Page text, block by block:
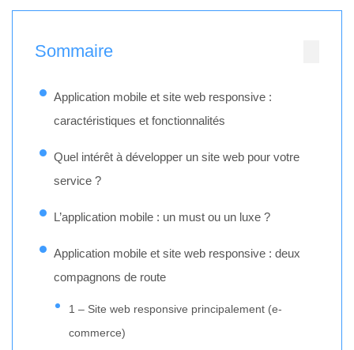
Sommaire
Application mobile et site web responsive :
caractéristiques et fonctionnalités
Quel intérêt à développer un site web pour votre
service ?
L’application mobile : un must ou un luxe ?
Application mobile et site web responsive : deux
compagnons de route
1 – Site web responsive principalement (e-
commerce)